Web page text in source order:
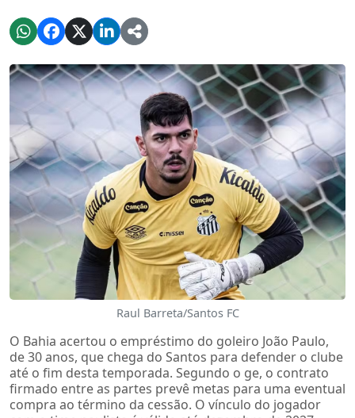
Raul Barreta/Santos FC
O Bahia acertou o empréstimo do goleiro João Paulo,
de 30 anos, que chega do Santos para defender o clube
até o fim desta temporada. Segundo o ge, o contrato
firmado entre as partes prevê metas para uma eventual
compra ao término da cessão. O vínculo do jogador